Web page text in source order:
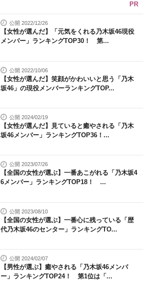
PR
公開 2022/12/26
【女性が選んだ】「元気をくれる乃木坂46現役
メンバー」ランキングTOP30！ 第...
公開 2022/10/06
【女性が選んだ】笑顔がかわいいと思う「乃木
坂46」の現役メンバーランキングTOP...
公開 2024/02/19
【女性が選んだ】見ていると癒やされる「乃木
坂46メンバー」ランキングTOP36！...
公開 2023/07/26
【全国の女性が選ぶ】一番あこがれる「乃木坂4
6メンバー」ランキングTOP18！ ...
公開 2023/08/10
【全国の女性が選ぶ】一番心に残っている「歴
代乃木坂46のセンター」ランキングTO...
公開 2024/02/07
【男性が選ぶ】癒やされる「乃木坂46メンバ
ー」ランキングTOP24！ 第1位は「...